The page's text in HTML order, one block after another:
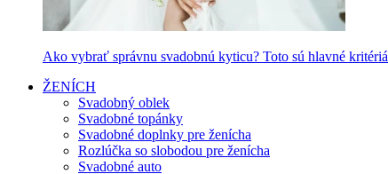
Ako vybrať správnu svadobnú kyticu? Toto sú hlavné kritériá
ŽENÍCH
Svadobný oblek
Svadobné topánky
Svadobné doplnky pre ženícha
Rozlúčka so slobodou pre ženícha
Svadobné auto